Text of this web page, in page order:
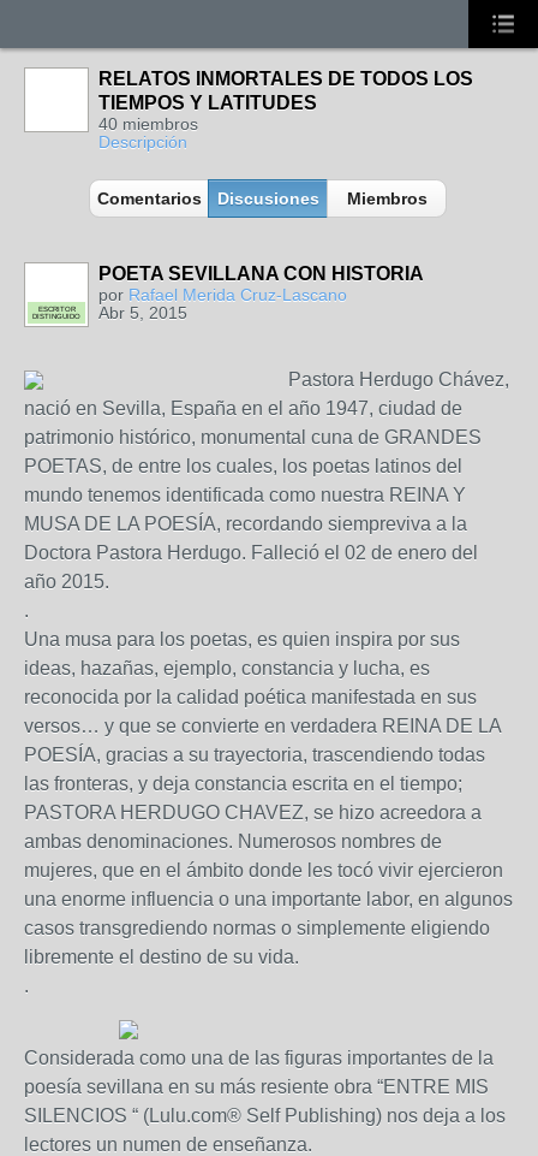
RELATOS INMORTALES DE TODOS LOS
TIEMPOS Y LATITUDES
40 miembros
Descripción
Comentarios Discusiones Miembros
ESCRITOR
DISTINGUIDO
POETA SEVILLANA CON HISTORIA
por Rafael Merida Cruz-Lascano
Abr 5, 2015
Pastora Herdugo Chávez,
nació en Sevilla, España en el año 1947, ciudad de
patrimonio histórico, monumental cuna de GRANDES
POETAS, de entre los cuales, los poetas latinos del
mundo tenemos identificada como nuestra REINA Y
MUSA DE LA POESÍA, recordando siempreviva a la
Doctora Pastora Herdugo. Falleció el 02 de enero del
año 2015.
.
Una musa para los poetas, es quien inspira por sus
ideas, hazañas, ejemplo, constancia y lucha, es
reconocida por la calidad poética manifestada en sus
versos… y que se convierte en verdadera REINA DE LA
POESÍA, gracias a su trayectoria, trascendiendo todas
las fronteras, y deja constancia escrita en el tiempo;
PASTORA HERDUGO CHAVEZ, se hizo acreedora a
ambas denominaciones. Numerosos nombres de
mujeres, que en el ámbito donde les tocó vivir ejercieron
una enorme influencia o una importante labor, en algunos
casos transgrediendo normas o simplemente eligiendo
libremente el destino de su vida.
.
Considerada como una de las figuras importantes de la
poesía sevillana en su más resiente obra “ENTRE MIS
SILENCIOS “ (Lulu.com® Self Publishing) nos deja a los
lectores un numen de enseñanza.